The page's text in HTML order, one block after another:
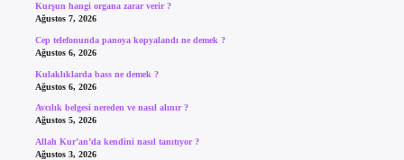
Kurşun hangi organa zarar verir ?
Ağustos 7, 2026
Cep telefonunda panoya kopyalandı ne demek ?
Ağustos 6, 2026
Kulaklıklarda bass ne demek ?
Ağustos 6, 2026
Avcılık belgesi nereden ve nasıl alınır ?
Ağustos 5, 2026
Allah Kur’an’da kendini nasıl tanıtıyor ?
Ağustos 3, 2026